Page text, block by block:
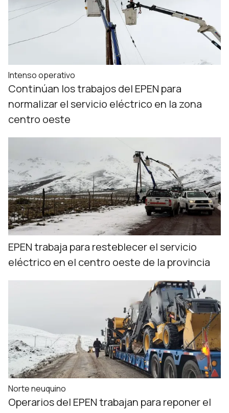
Intenso operativo
Continúan los trabajos del EPEN para
normalizar el servicio eléctrico en la zona
centro oeste
EPEN trabaja para resteblecer el servicio
eléctrico en el centro oeste de la provincia
Norte neuquino
Operarios del EPEN trabajan para reponer el